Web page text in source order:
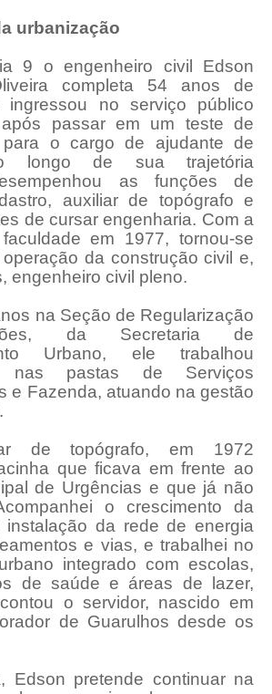
urbanização
9 o engenheiro civil Edson
completa 54 anos de
ingressou no serviço público
passar em um teste de
para o cargo de ajudante de
longo de sua trajetória
as funções de
auxiliar de topógrafo e
de cursar engenharia. Com a
em 1977, tornou-se
da construção civil e,
engenheiro civil pleno.
na Seção de Regularização
da Secretaria de
Urbano, ele trabalhou
nas pastas de Serviços
e Fazenda, atuando na gestão
de topógrafo, em 1972
que ficava em frente ao
de Urgências e que já não
o crescimento da
da rede de energia
e vias, e trabalhei no
integrado com escolas,
de saúde e áreas de lazer,
o servidor, nascido em
de Guarulhos desde os
Edson pretende continuar na